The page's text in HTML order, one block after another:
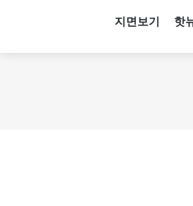
지면보기 핫